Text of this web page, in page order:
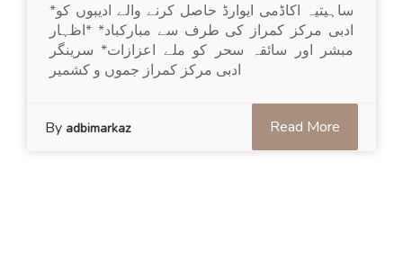
*ساہیتیہ اکاڈمی ایوارڈ حاصل کرنے والے ادیبوں کو
ادبی مرکز کمراز کی طرف سے مبارکباد* *اظہار
مبشر اور سائقہ سحر کو ملے اعزازات* سرینگر
ادبی مرکز کمراز جموں و کشمیر
By adbimarkaz Read More